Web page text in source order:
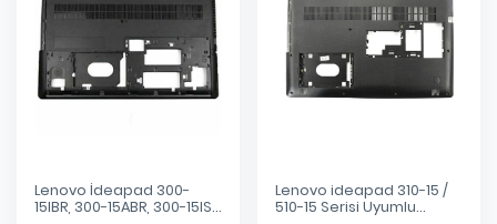
Lenovo İdeapad 300-
15IBR, 300-15ABR, 300-15ISK
Lenovo ideapad 310-15 /
510-15 Serisi Uyumlu